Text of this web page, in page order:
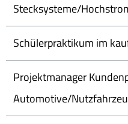
Stecksysteme/
Schülerpraktikum im
Projektmanager
Automotive/